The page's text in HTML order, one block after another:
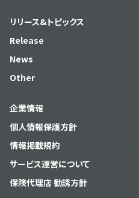
リリース&トピックス
Release
News
Other
企業情報
個人情報保護方針
情報掲載規約
サービス運営について
保険代理店 勧誘方針